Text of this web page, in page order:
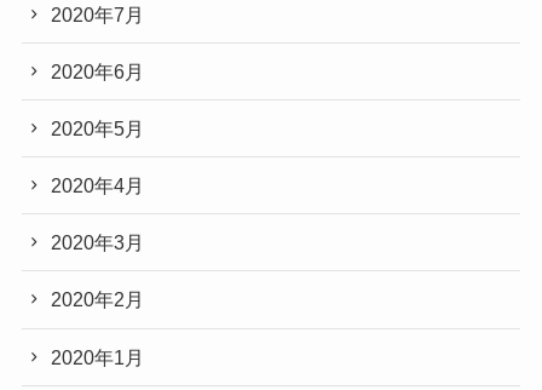
2020年7月
2020年6月
2020年5月
2020年4月
2020年3月
2020年2月
2020年1月